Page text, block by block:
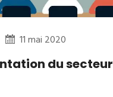
11 mai 2020
du secteur